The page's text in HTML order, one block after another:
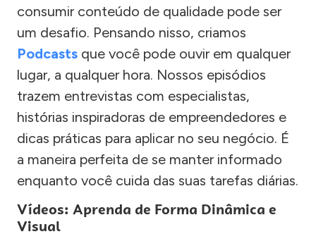
consumir conteúdo de qualidade pode ser
um desafio. Pensando nisso, criamos
Podcasts que você pode ouvir em qualquer
lugar, a qualquer hora. Nossos episódios
trazem entrevistas com especialistas,
histórias inspiradoras de empreendedores e
dicas práticas para aplicar no seu negócio. É
a maneira perfeita de se manter informado
enquanto você cuida das suas tarefas diárias.
Vídeos: Aprenda de Forma Dinâmica e
Visual